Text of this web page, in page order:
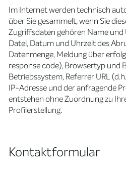
Im Internet werden technisch
über Sie gesammelt, wenn Sie
Zugriffsdaten gehören Name und
Datei, Datum und Uhrzeit des
Datenmenge, Meldung über
response code), Browsertyp und
Betriebssystem, Referrer URL
IP-Adresse und der anfragende
entstehen ohne Zuordnung zu
Profilerstellung.
Kontaktformular